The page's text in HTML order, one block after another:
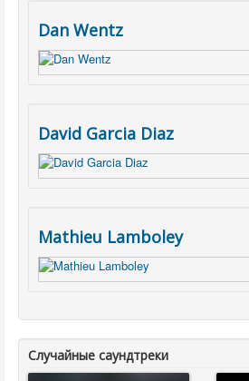
Dan Wentz
David Garcia Diaz
Mathieu Lamboley
Случайные саундтреки